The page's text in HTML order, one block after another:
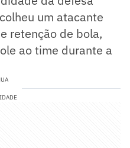
um atacante
retenção de bola,
ao time durante a